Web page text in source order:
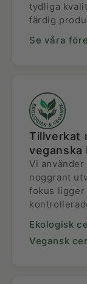
tydliga
färdig
Se våra
Tillverkat
veganska
Vi
noggrant
fokus ligger
Ekologisk
Vegansk